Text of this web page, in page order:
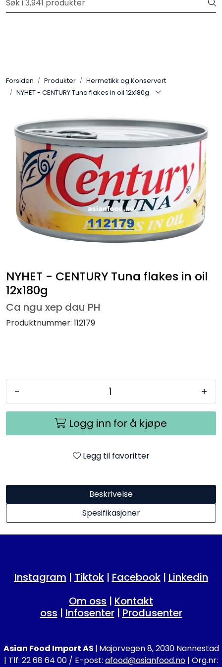
Skip to main content
Velkommen til vår nye nettbutikk! Trykk her for å lese mer
Forsiden Produkter
Hermetikk og Konservert
NYHET - CENTURY Tuna flakes in oil 12x180g
NYHET - CENTURY Tuna flakes in oil
12x180g
Ca ngu xep dau PH
Produktnummer: 112179
- +
Logg inn for å kjøpe
Legg til favoritter
Beskrivelse
Spesifikasjoner
Instagram | Tiktok| Facebook| Linkedin
Om oss | Kontakt
oss | Infosenter| Produsenter
Asian Food Import AS | Majorvegen 8, 2030 Nannestad
| Tlf: 22 68 64 00 / E-post: afood@asianfood.no | Org.nr:
Restaurantprodukter
Merkevarer